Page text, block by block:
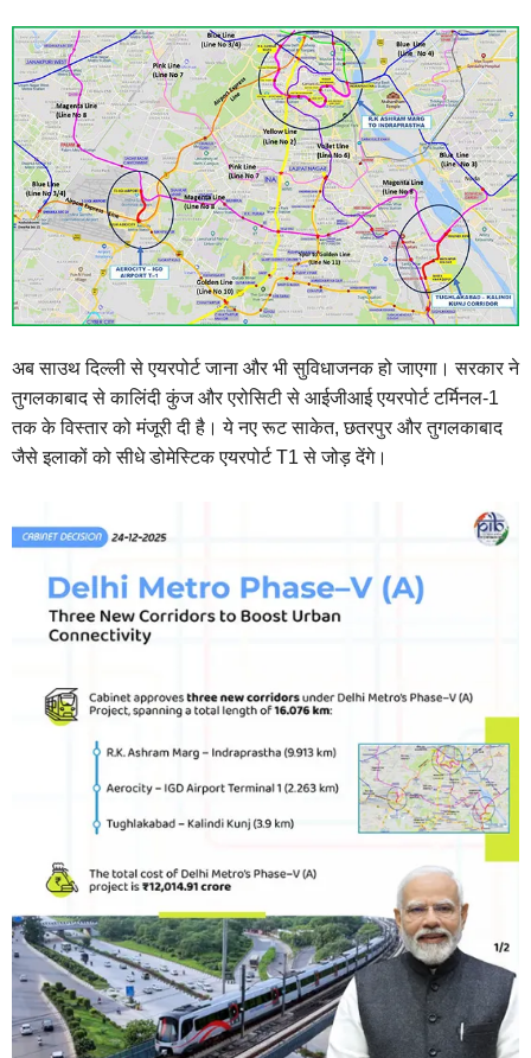
अब साउथ दिल्ली से एयरपोर्ट जाना और भी सुविधाजनक हो जाएगा। सरकार ने
तुगलकाबाद से कालिंदी कुंज और एरोसिटी से आईजीआई एयरपोर्ट टर्मिनल-1
तक के विस्तार को मंजूरी दी है। ये नए रूट साकेत, छतरपुर और तुगलकाबाद
जैसे इलाकों को सीधे डोमेस्टिक एयरपोर्ट T1 से जोड़ देंगे।